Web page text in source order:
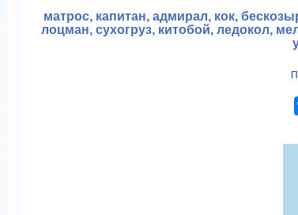
матрос, капитан, адмирал, кок,
лоцман, сухогруз, китобой, ледокол,